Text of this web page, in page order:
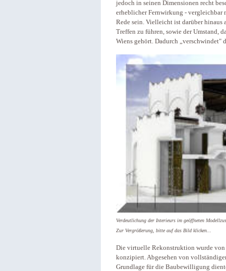
jedoch in seinen Dimensionen recht
erheblicher Fernwirkung - vergleichbar
Rede sein. Vielleicht ist darüber
Treffen zu führen, sowie der Umstand,
Wiens gehört. Dadurch „verschwindet"
Verdeutlichung der Interieurs im geöffneten
Zur Vergrößerung, bitte auf das Bild klicken...
Die virtuelle Rekonstruktion wurde
konzipiert. Abgesehen von
Grundlage für die Baubewilligung